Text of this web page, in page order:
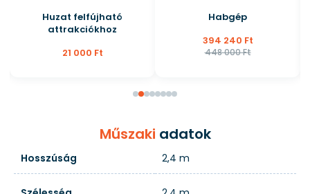
Huzat felfújható
attrakciókhoz
21 000 Ft
Habgép
394 240 Ft
448 000 Ft
Műszaki adatok
Hosszúság 2,4 m